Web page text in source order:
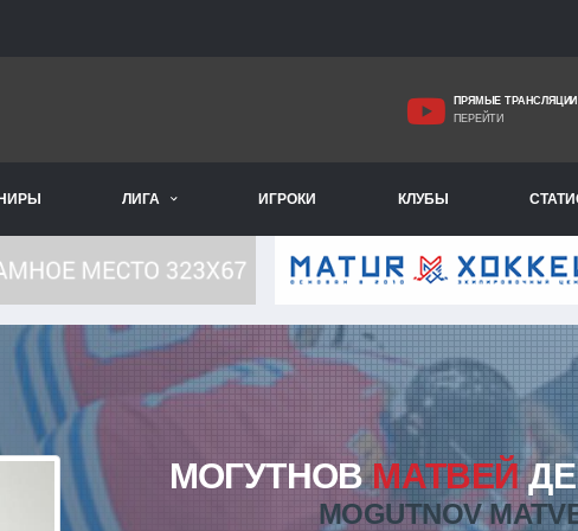
ПРЯМЫЕ
ПЕРЕЙТИ
ЛИГА ИГРОКИ КЛУБЫ
МОГУТНОВМАТВЕЙ
MOGUTNOV